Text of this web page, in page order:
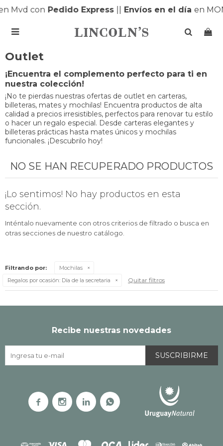
Mvd conPedido Express Envíos en el día en

Outlet
¡Encuentra el complemento perfecto para ti en
nuestra colección!
¡No te pierdas nuestras ofertas de outlet en carteras,
billeteras, mates y mochilas! Encuentra productos de alta
calidad a precios irresistibles, perfectos para renovar tu estilo
o hacer un regalo especial. Desde carteras elegantes y
billeteras prácticas hasta mates únicos y mochilas
funcionales. ¡Descubrilo hoy!
NO SE HAN RECUPERADO PRODUCTOS
¡Lo sentimos! No hay productos en esta
sección.
Inténtalo nuevamente con otros criterios de filtrado o busca en
otras secciones de nuestro catálogo.
Filtrando por:
Mochilas
Regalos por ocasión: Día de la secretaria Quitar filtros
Recibe nuestras novedades
SUSCRIBIRME
   